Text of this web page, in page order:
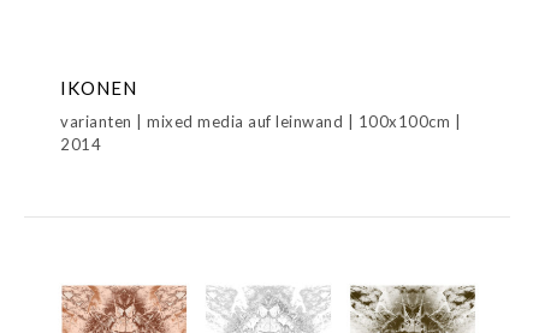
IKONEN
varianten | mixed media auf leinwand | 100x100cm |
2014